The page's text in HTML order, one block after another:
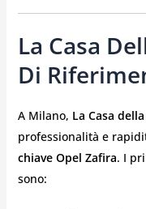
La Casa
Di
A Milano, La Casa
professionalità e
chiave Opel Zafira. I
sono: